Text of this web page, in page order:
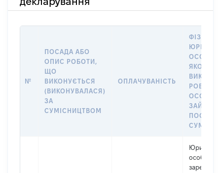
№
ПОСАДА АБО
ОПИС РОБОТИ,
ЩО
ВИКОНУЄТЬСЯ
(ВИКОНУВАЛАСЯ)
ЗА
СУМІСНИЦТВОМ
ОПЛАЧУВАНІСТЬ
ОСОБА,
ЯКОЇ
РОБОТА
ОСОБА
ПОСАДУ
Юридична
особа,